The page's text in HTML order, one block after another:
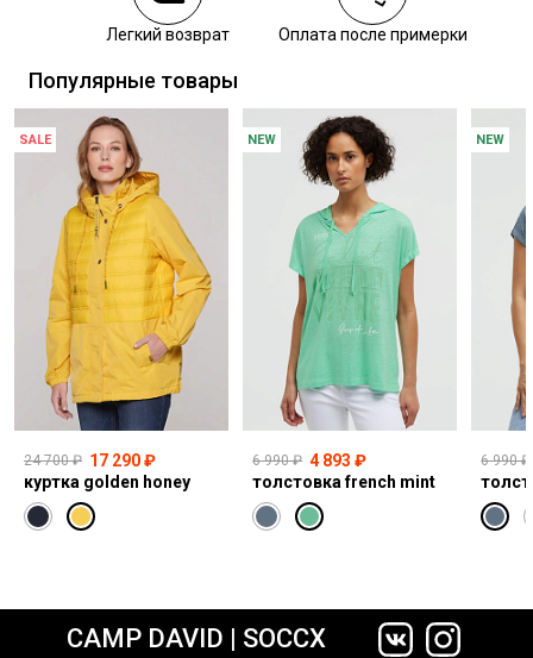
Курьерская доставка СДЭК
Самовывоз из пункта выдачи СДЭК
сайте СДЭК
Легкий возврат Оплата после примерки
Популярные товары
SALE
24 700 ₽ 17 290 ₽
куртка golden honey
NEW
6 990 ₽ 4 893 ₽
толстовка french mint
NEW
6 990 ₽
CAMP DAVID | SOCCX